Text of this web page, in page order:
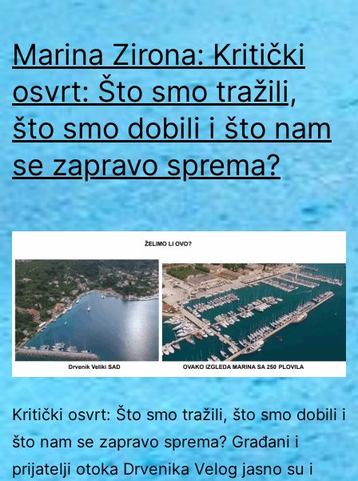
Marina Zirona: Kritički
osvrt: Što smo tražili,
što smo dobili i što nam
se zapravo sprema?
Kritički osvrt: Što smo tražili, što smo dobili i
što nam se zapravo sprema? Građani i
prijatelji otoka Drvenika Velog jasno su i